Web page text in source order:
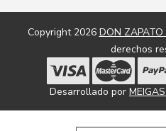
Copyright 2026 DON ZAPATO
derechos
Desarrollado por